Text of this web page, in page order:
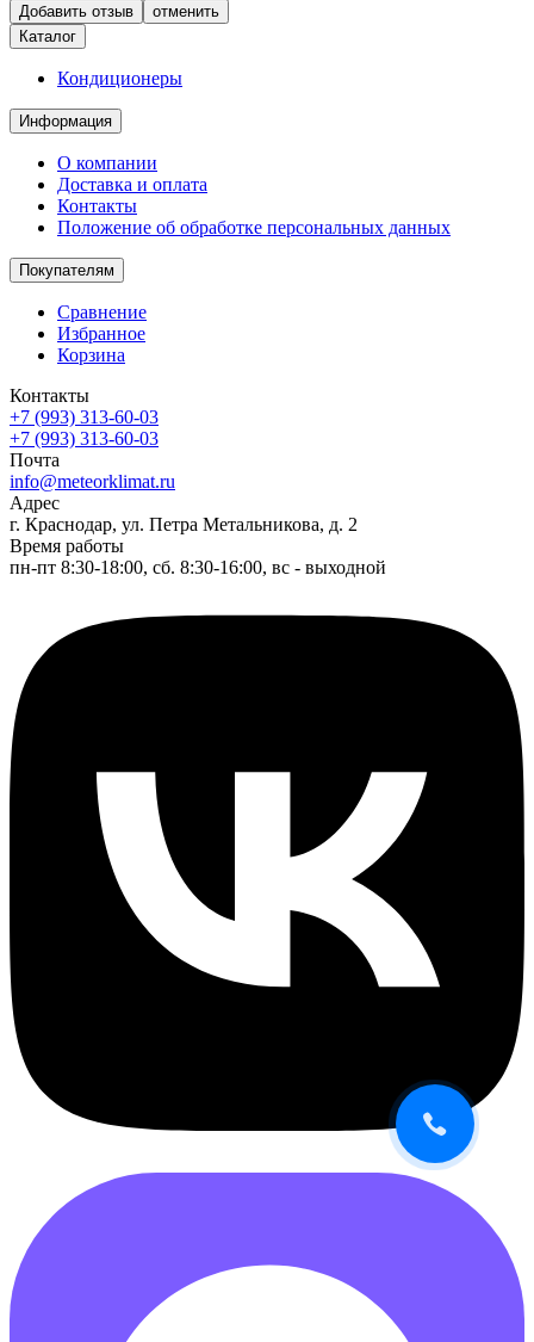
отменить
Каталог
Кондиционеры
Информация
О компании
Доставка и оплата
Контакты
Положение об обработке персональных данных
Покупателям
Сравнение
Избранное
Корзина
Контакты
+7 (993) 313-60-03
+7 (993) 313-60-03
Почта
info@meteorklimat.ru
Адрес
г. Краснодар, ул. Петра Метальникова, д. 2
Время работы
пн-пт 8:30-18:00, сб. 8:30-16:00, вс - выходной